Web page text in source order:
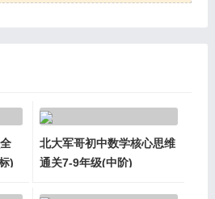
)
北大军哥初中数学核心思维
通关7-9年级(中阶)